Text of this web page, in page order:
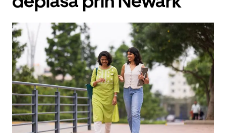
apasă
pe
cu
săgeata
îndreptată
în
jos.
Închide
calendarul
apăsând
pe
butonul
Escape.